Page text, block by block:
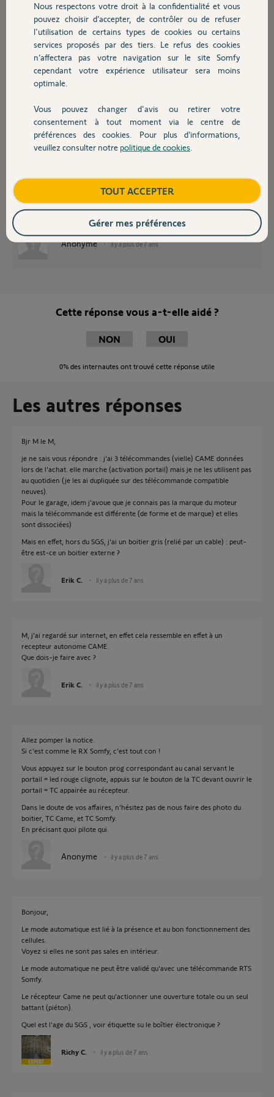
Chauffage
Autres produits
Devis avec un pro
Contact
autre solution ?
Erik C.
il y a plus de 7 ans
Participer au fil de discussion
votre SGS ?
Si oui, la prog ne se fera pas au SGS mais sur un boitier récepteur qui doit
être à proximité du boitier SGS.
Anonyme il y a plus de 7 ans
Cette réponse vous a-t-elle aidé ?
NON OUI
0% des internautes ont trouvé cette réponse utile
Les autres réponses
Bjr M le M,
je ne sais vous répondre : j'ai 3 télécommandes (vielle) CAME données
lors de l'achat. elle marche (activation portail) mais je ne les utilisent pas
au quotidien (je les ai dupliquée sur des télécommande compatible
neuves).
Pour le garage, idem j'avoue que je connais pas la marque du moteur
mais la télécommande est différente (de forme et de marque) et elles
sont dissociées)
Mais en effet, hors du SGS, j'ai un boitier gris (relié par un cable) : peut-
être est-ce un boitier externe ?
Erik C. il y a plus de 7 ans
M, j'ai regardé sur internet, en effet cela ressemble en effet à un
recepteur autonome CAME.
Que dois-je faire avec ?
Erik C. il y a plus de 7 ans
Allez pomper la notice.
Si c'est comme le RX Somfy, c'est tout con !
Vous appuyez sur le bouton prog correspondant au canal servant le
portail = led rouge clignote, appuis sur le bouton de la TC devant ouvrir le
portail = TC appairée au récepteur.
Dans le doute de vos affaires, n'hésitez pas de nous faire des photo du
boitier, TC Came, et TC Somfy.
En précisant quoi pilote qui.
Anonyme il y a plus de 7 ans
Bonjour,
Le mode automatique est lié à la présence et au bon fonctionnement des
cellules.
Voyez si elles ne sont pas sales en intérieur.
Le mode automatique ne peut être validé qu'avec une télécommande RTS
Somfy.
Le récepteur Came ne peut qu'actionner une ouverture totale ou un seul
battant (piéton).
Quel est l'age du SGS , voir étiquette su le boîtier électronique ?
Richy C. il y a plus de 7 ans
Nous respectons votre droit à la confidentialité et vous
pouvez choisir d’accepter, de contrôler ou de refuser
l'utilisation de certains types de cookies ou certains
services proposés par des tiers. Le refus des cookies
n’affectera pas votre navigation sur le site Somfy
cependant votre expérience utilisateur sera moins
optimale.
Vous pouvez changer d'avis ou retirer votre
consentement à tout moment via le centre de
préférences des cookies. Pour plus d’informations,
veuillez consulter notre politique de cookies
TOUT ACCEPTER
Gérer mes préférences